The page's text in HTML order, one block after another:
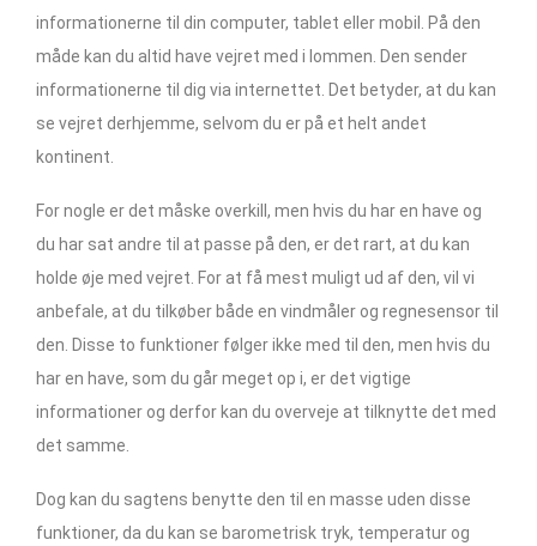
informationerne til din computer, tablet eller mobil. På den
måde kan du altid have vejret med i lommen. Den sender
informationerne til dig via internettet. Det betyder, at du kan
se vejret derhjemme, selvom du er på et helt andet
kontinent.
For nogle er det måske overkill, men hvis du har en have og
du har sat andre til at passe på den, er det rart, at du kan
holde øje med vejret. For at få mest muligt ud af den, vil vi
anbefale, at du tilkøber både en vindmåler og regnesensor til
den. Disse to funktioner følger ikke med til den, men hvis du
har en have, som du går meget op i, er det vigtige
informationer og derfor kan du overveje at tilknytte det med
det samme.
Dog kan du sagtens benytte den til en masse uden disse
funktioner, da du kan se barometrisk tryk, temperatur og